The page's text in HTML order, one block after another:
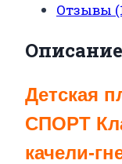
Отзывы
Описание
Детская
СПОРТ
качели-